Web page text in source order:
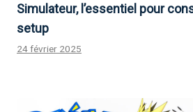
Simulateur, l’essentiel pour
setup
24 février 2025